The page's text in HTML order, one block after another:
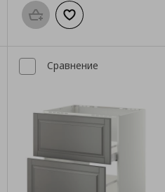
с любимиΠροσθήκη στο καλάθι
Добави към
Сравнение